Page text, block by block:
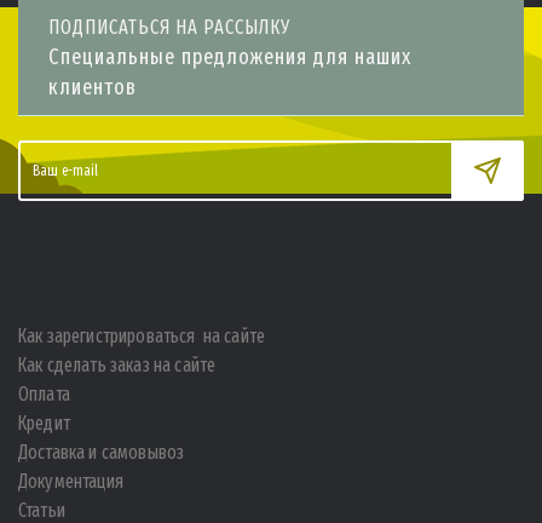
ПОДПИСАТЬСЯ НА РАССЫЛКУ
Специальные предложения для наших
клиентов
Как зарегистрироваться на сайте
Как сделать заказ на сайте
Оплата
Кредит
Доставка и самовывоз
Документация
Статьи